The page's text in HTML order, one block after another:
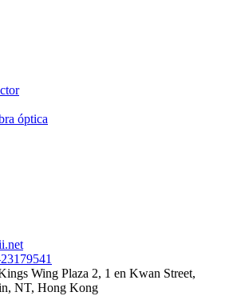
óptica
Wing Plaza 2, 1 en Kwan Street,
NT, Hong Kong